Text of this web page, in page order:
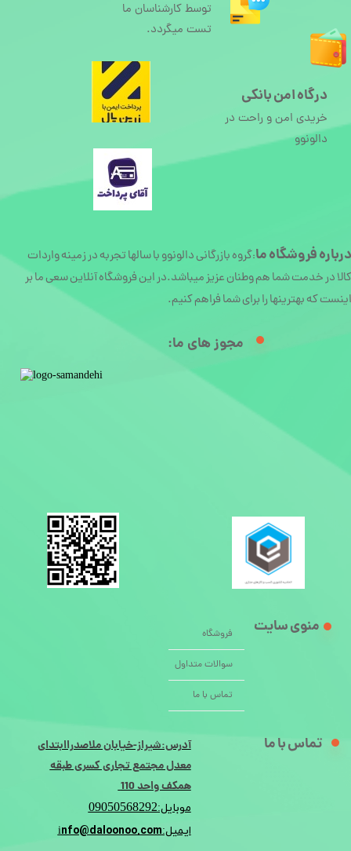
دربارهفروشگاه ما:گروه بازرگانی دالونوو با سالها تجربه در زمینه واردات
کالا در خدمت شما هم وطنان عزیز میباشد.در این فروشگاه آنلاین سعی ما بر
اینست که بهترینها را برای شما فراهم کنیم.
فروشگاه
سوالات متداول
تماس با ما
منوی سایت
تماس با ما
آدرس:شیراز-خیابان ملاصدراابتدای
معدل مجتمع تجاری کسری طبقه
همکف واحد 110
موبایل:09050568292
ایمیل:info@daloonoo.com
درگاه امن بانکی
خریدی امن و راحت در
دالونوو
توسط کارشناسان ما
تست میگردد.
مجوز های ما:​